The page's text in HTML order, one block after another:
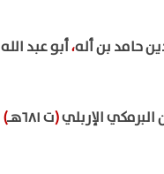
حامد بن أله،أبو عبد الله
الإربلي(ت ٦٨١هـ
)